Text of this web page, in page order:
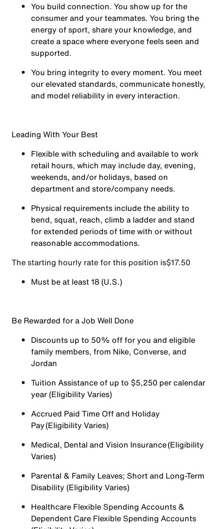
You build connection. You show up for the
consumer and your teammates. You bring the
energy of sport, share your knowledge, and
create a space where everyone feels seen and
supported.
You bring integrity to every moment. You meet
our elevated standards, communicate honestly,
and model reliability in every interaction.
Leading With Your Best
Flexible with scheduling and available to work
retail hours, which may include day, evening,
weekends, and/or holidays, based on
department and store/company needs.
Physical requirements include the ability to
bend, squat, reach, climb a ladder and stand
for extended periods of time with or without
reasonable accommodations.
The starting hourly rate for this position isㅤ$17.50
Must be at least 18 (U.S.)
Be Rewarded for a Job Well Done
Discounts up to 50% off for you and eligible
family members, from Nike, Converse, and
Jordan
Tuition Assistance of up to $5,250 per calendar
year (Eligibility Varies)
Accrued Paid Time Off and Holiday
Pay (Eligibility Varies)
Medical, Dental and Vision Insurance (Eligibility
Varies)
Parental & Family Leaves; Short and Long-Term
Disability (Eligibility Varies)
Healthcare Flexible Spending Accounts &
Dependent Care Flexible Spending Accounts